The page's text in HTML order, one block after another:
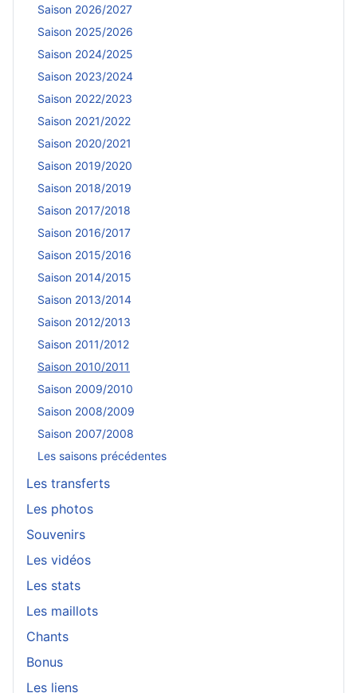
Saison 2026/2027
Saison 2025/2026
Saison 2024/2025
Saison 2023/2024
Saison 2022/2023
Saison 2021/2022
Saison 2020/2021
Saison 2019/2020
Saison 2018/2019
Saison 2017/2018
Saison 2016/2017
Saison 2015/2016
Saison 2014/2015
Saison 2013/2014
Saison 2012/2013
Saison 2011/2012
Saison 2010/2011
Saison 2009/2010
Saison 2008/2009
Saison 2007/2008
Les saisons précédentes
Les transferts
Les photos
Souvenirs
Les vidéos
Les stats
Les maillots
Chants
Bonus
Les liens